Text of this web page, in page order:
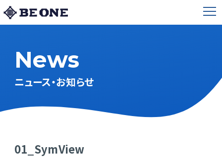
News
ニュース・お知らせ
01_SymView